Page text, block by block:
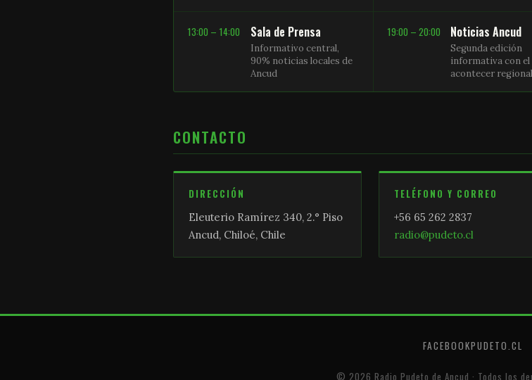
13:00 – 14:00 Sala de Prensa
Informativo central,
90% noticias locales de
Ancud
19:00 – 20:00 Noticias Ancud
Segunda edición
informativa con el
acontecer regional
CONTACTO
DIRECCIÓN
Eleuterio Ramírez 340, 2.° Piso
Ancud, Chiloé, Chile
TELÉFONO Y CORREO
+56 65 262 2837
radio@pudeto.cl
FACEBOOKPUDETO.CL
© 2026 Radio Pudeto de Ancud · Todos los